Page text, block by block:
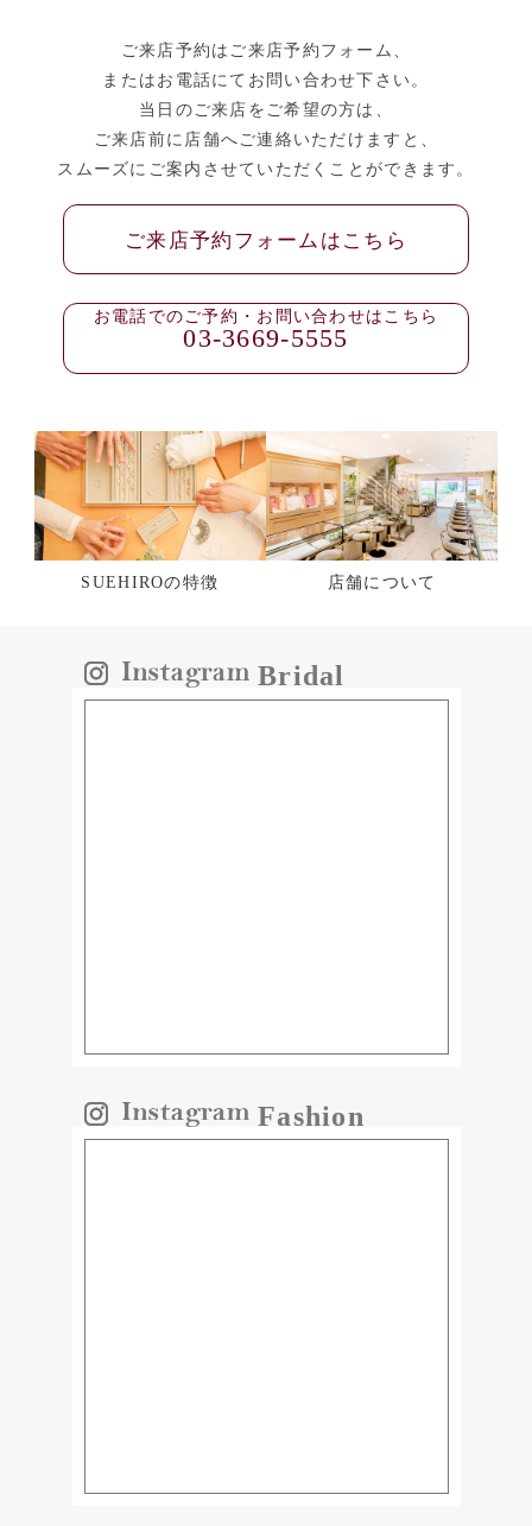
ご来店予約はご来店予約フォーム、
またはお電話にてお問い合わせ下さい。
当日のご来店をご希望の方は、
ご来店前に店舗へご連絡いただけますと、
スムーズにご案内させていただくことができます。
ご来店予約フォームはこちら
お電話でのご予約・お問い合わせはこちら
03-3669-5555
SUEHIROの特徴 店舗について
Bridal
Fashion